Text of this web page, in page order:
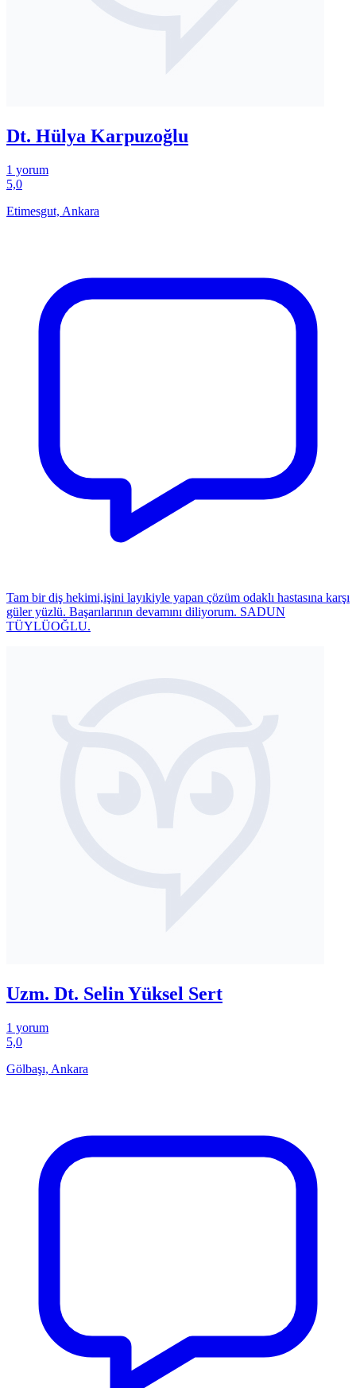
Dt. Hülya Karpuzoğlu
1 yorum
5,0
Etimesgut, Ankara
Tam bir diş hekimi,işini layıkiyle yapan çözüm odaklı hastasına karşı
güler yüzlü. Başarılarının devamını diliyorum. SADUN
TÜYLÜOĞLU.
Uzm. Dt. Selin Yüksel Sert
1 yorum
5,0
Gölbaşı, Ankara